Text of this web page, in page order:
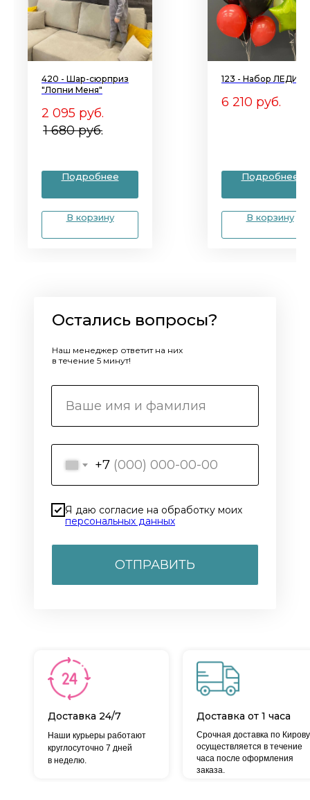
420 - Шар-сюрприз
"Лопни Меня"
2 095 руб.
1 680 руб.
Подробнее
В корзину
123 - Набор ЛЕДИ
6 210 руб.
Подробнее
В корзину
+7
Я даю согласие на обработку моих
персональных данных
ОТПРАВИТЬ
Остались вопросы?
Наш менеджер ответит на них
в течение 5 минут!
Доставка 24/7
Срочная доставка по Кирову
осуществляется в течение
часа после оформления
заказа.
Наши курьеры работают
круглосуточно 7 дней
в неделю.
Доставка от 1 часа